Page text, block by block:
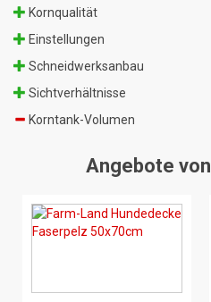
Kornqualität
Einstellungen
Schneidwerksanbau
Sichtverhältnisse
Korntank-Volumen
Angebote von